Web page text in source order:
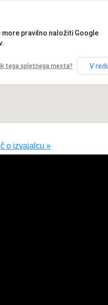
more pravilno naložiti Google
tega spletnega mesta? V
o izvajalcu »